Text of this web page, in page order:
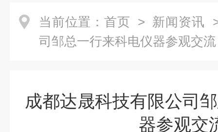
当前位置： 首页 > 新闻资讯
司邹总一行来科电仪器参观交流
成都达晟科技有限公司
器参观交